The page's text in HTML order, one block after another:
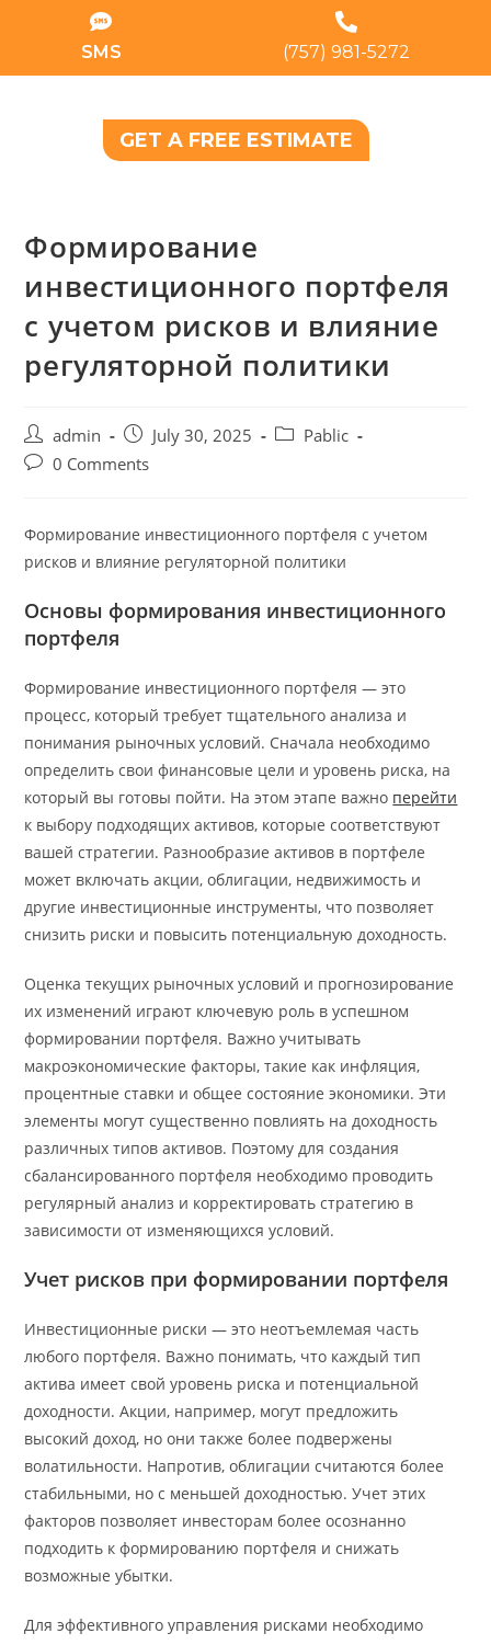
SMS (757) 981-5272
GET A FREE ESTIMATE
Формирование
инвестиционного портфеля
с учетом рисков и влияние
регуляторной политики
admin July 30, 2025
Pablic
0 Comments
Формирование инвестиционного портфеля с учетом
рисков и влияние регуляторной политики
Основы формирования инвестиционного
портфеля
Формирование инвестиционного портфеля — это
процесс, который требует тщательного анализа и
понимания рыночных условий. Сначала необходимо
определить свои финансовые цели и уровень риска, на
который вы готовы пойти. На этом этапе важно перейти
к выбору подходящих активов, которые соответствуют
вашей стратегии. Разнообразие активов в портфеле
может включать акции, облигации, недвижимость и
другие инвестиционные инструменты, что позволяет
снизить риски и повысить потенциальную доходность.
Оценка текущих рыночных условий и прогнозирование
их изменений играют ключевую роль в успешном
формировании портфеля. Важно учитывать
макроэкономические факторы, такие как инфляция,
процентные ставки и общее состояние экономики. Эти
элементы могут существенно повлиять на доходность
различных типов активов. Поэтому для создания
сбалансированного портфеля необходимо проводить
регулярный анализ и корректировать стратегию в
зависимости от изменяющихся условий.
Учет рисков при формировании портфеля
Инвестиционные риски — это неотъемлемая часть
любого портфеля. Важно понимать, что каждый тип
актива имеет свой уровень риска и потенциальной
доходности. Акции, например, могут предложить
высокий доход, но они также более подвержены
волатильности. Напротив, облигации считаются более
стабильными, но с меньшей доходностью. Учет этих
факторов позволяет инвесторам более осознанно
подходить к формированию портфеля и снижать
возможные убытки.
Для эффективного управления рисками необходимо